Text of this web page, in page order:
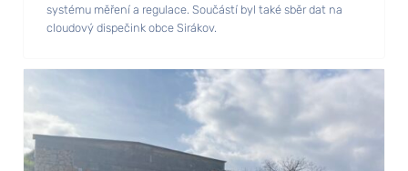
systému měření a regulace. Součástí byl také sběr dat na
cloudový dispečink obce Sirákov.